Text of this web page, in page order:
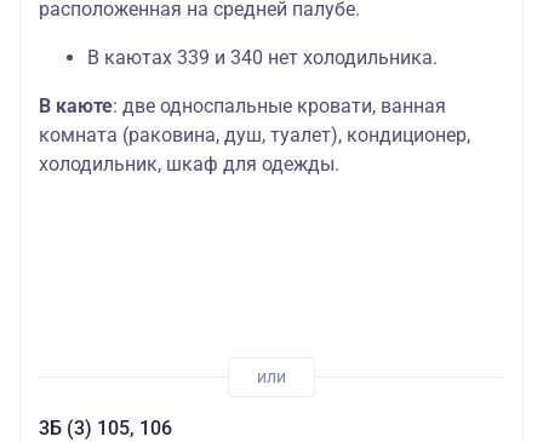
расположенная на средней палубе.
В каютах 339 и 340 нет холодильника.
В каюте: две односпальные кровати, ванная
комната (раковина, душ, туалет), кондиционер,
холодильник, шкаф для одежды.
3Б (3) 105, 106